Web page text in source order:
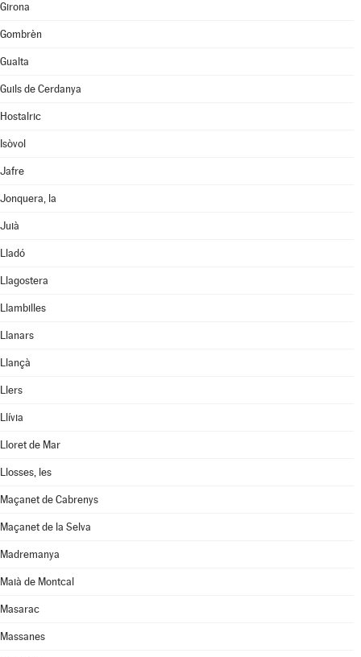
Girona
Gombrèn
Gualta
Guils de Cerdanya
Hostalric
Isòvol
Jafre
Jonquera, la
Juià
Lladó
Llagostera
Llambilles
Llanars
Llançà
Llers
Llívia
Lloret de Mar
Llosses, les
Maçanet de Cabrenys
Maçanet de la Selva
Madremanya
Maià de Montcal
Masarac
Massanes